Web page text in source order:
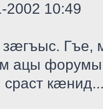
2002 10:49
зæгъыс.
ацы